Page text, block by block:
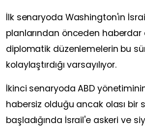
İlk senaryoda Washington'ın
planlarından önceden
diplomatik düzenlemelerin bu
kolaylaştırdığı varsayılıyor.
İkinci senaryoda ABD
habersiz olduğu ancak olası bir
başladığında İsrail'e askeri ve